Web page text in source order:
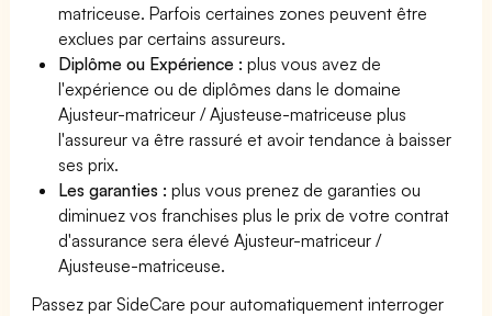
matriceuse. Parfois certaines zones peuvent être
exclues par certains assureurs.
Diplôme ou Expérience :plus vous avez de
l'expérience ou de diplômes dans le domaine
Ajusteur-matriceur / Ajusteuse-matriceuse plus
l'assureur va être rassuré et avoir tendance à baisser
ses prix.
Les garanties :plus vous prenez de garanties ou
diminuez vos franchises plus le prix de votre contrat
d'assurance sera élevé Ajusteur-matriceur /
Ajusteuse-matriceuse.
Passez par SideCare pour automatiquement interroger